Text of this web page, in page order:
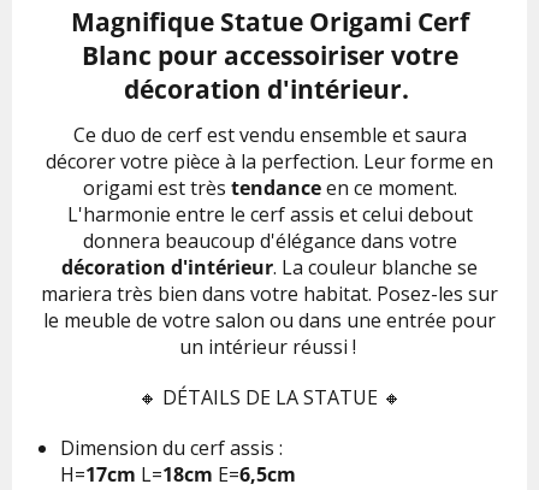
Magnifique Statue Origami Cerf
Blanc pour accessoiriser votre
décoration d'intérieur.
Ce duo de cerf est vendu ensemble et saura
décorer votre pièce à la perfection. Leur forme en
origami est très tendanceen ce moment.
L'harmonie entre le cerf assis et celui debout
donnera beaucoup d'élégance dans votre
décoration d'intérieur. La couleur blanche se
mariera très bien dans votre habitat. Posez-les sur
le meuble de votre salon ou dans une entrée pour
un intérieur réussi !
🔸 DÉTAILS DE LA STATUE 🔸
Dimension du cerf assis :
H=17cm L=18cm E=6,5cm